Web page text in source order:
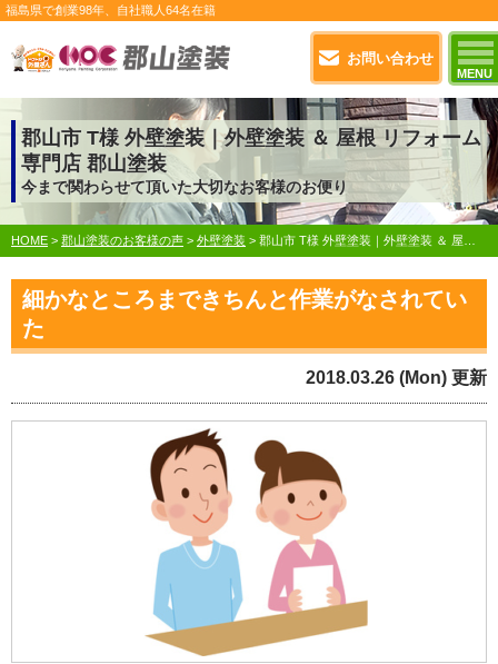
お問い合わせ
MENU
福島県で創業98年 、自社職人 64名在籍
郡山市 T様 外壁塗装｜外壁塗装 ＆ 屋根 リフォーム
専門店 郡山塗装
今まで関わらせて頂いた大切なお客様のお便り
HOME > 郡山塗装のお客様の声 > 外壁塗装 > 郡山市 T様 外壁塗装｜外壁塗装 ＆ 屋根 リフォーム専門店 郡山塗装
細かなところまできちんと作業がなされてい
た
2018.03.26 (Mon) 更新